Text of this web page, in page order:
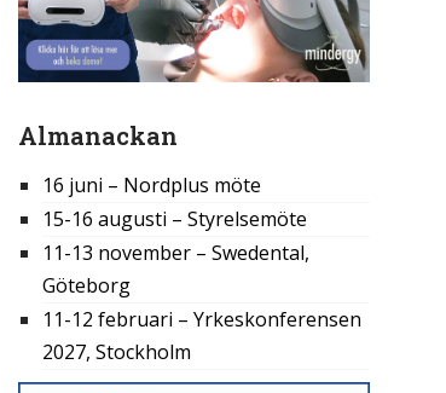
Almanackan
16 juni – Nordplus möte
15-16 augusti – Styrelsemöte
11-13 november – Swedental,
Göteborg
11-12 februari – Yrkeskonferensen
2027, Stockholm